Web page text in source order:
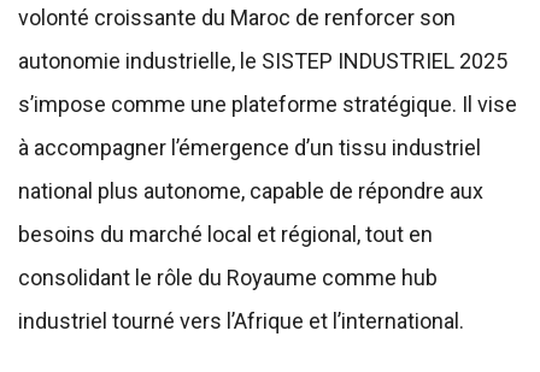
volonté croissante du Maroc de renforcer son
autonomie industrielle, le SISTEP INDUSTRIEL 2025
s’impose comme une plateforme stratégique. Il vise
à accompagner l’émergence d’un tissu industriel
national plus autonome, capable de répondre aux
besoins du marché local et régional, tout en
consolidant le rôle du Royaume comme hub
industriel tourné vers l’Afrique et l’international.